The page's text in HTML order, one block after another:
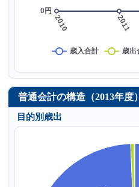
普通会計の構造（2013年度）
目的別歳出